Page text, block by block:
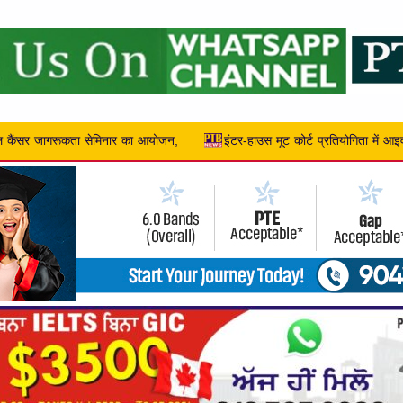
प्रतियोगिता में आइवीयन्स ने प्रदर्शित की कानूनी दक्षता, इनोसेंट हार्ट्स